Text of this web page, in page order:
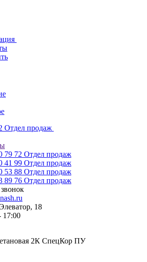
Отдел продаж
79 72 Отдел продаж
41 99 Отдел продаж
53 88 Отдел продаж
89 76 Отдел продаж
звонок
18
2К СпецКор ПУ